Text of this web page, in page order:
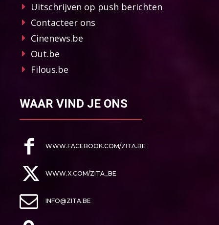
Uitschrijven op push berichten
Contacteer ons
Cinenews.be
Out.be
Filous.be
WAAR VIND JE ONS
WWW.FACEBOOK.COM/ZITA.BE
WWW.X.COM/ZITA_BE
INFO@ZITA.BE